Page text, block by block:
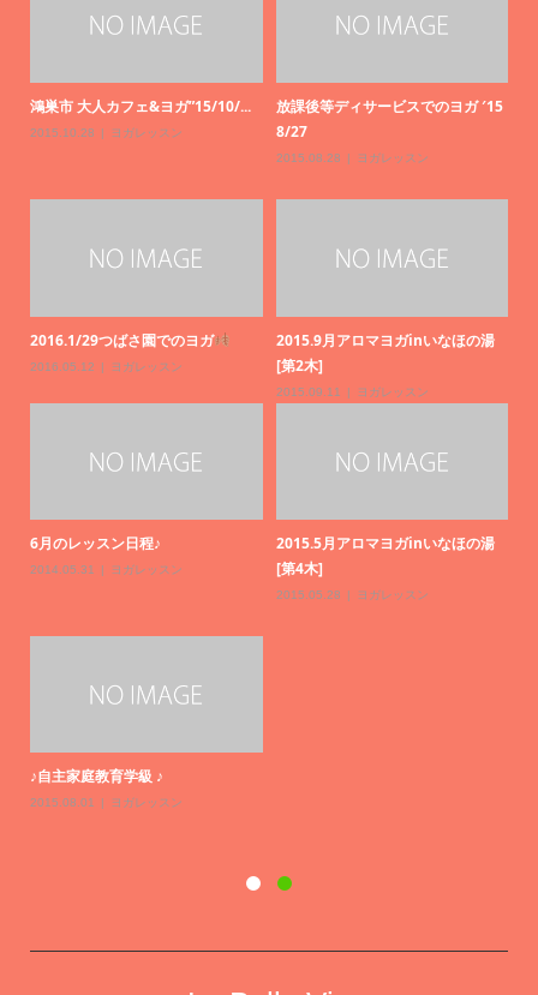
鴻巣市 大人カフェ&ヨガ”15/10/...
2015.10.28 ヨガレッスン
放課後等ディサービスでのヨガ ′15
8/27
2015.08.28 ヨガレッスン
2016.1/29つばさ園でのヨガ
2016.05.12 ヨガレッスン
2015.9月アロマヨガinいなほの湯
[第2木]
2015.09.11 ヨガレッスン
6月のレッスン日程♪
2014.05.31 ヨガレッスン
2015.5月アロマヨガinいなほの湯
[第4木]
2015.05.28 ヨガレッスン
♪自主家庭教育学級 ♪
2015.08.01 ヨガレッスン
ホー